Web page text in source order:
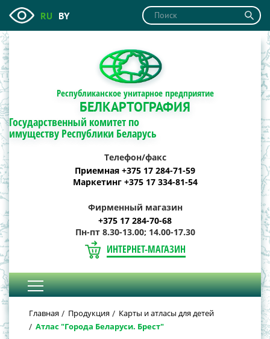
RU BY
Республиканское унитарное предприятие
БЕЛКАРТОГРАФИЯ
Государственный комитет по
имуществу Республики Беларусь
Телефон/факс
Приемная +375 17 284-71-59
Маркетинг +375 17 334-81-54
Фирменный магазин
+375 17 284-70-68
Пн-пт 8.30-13.00; 14.00-17.30
ИНТЕРНЕТ-МАГАЗИН
Главная Продукция
Карты и атласы для детей
Атлас "Города Беларуси. Брест"